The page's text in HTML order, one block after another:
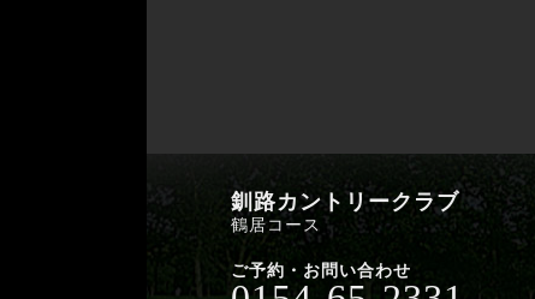
釧路カントリークラブ
鶴居コース
ご予約・お問い合わせ